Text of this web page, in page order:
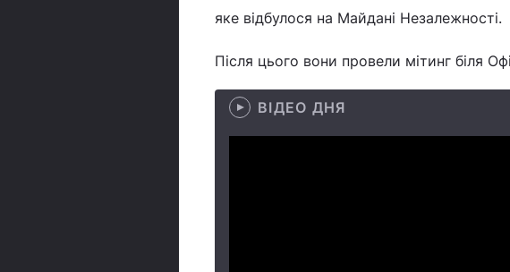
яке відбулося на Майдані Незалежності.
Після цього вони провели мітинг біля
ВІДЕО ДНЯ